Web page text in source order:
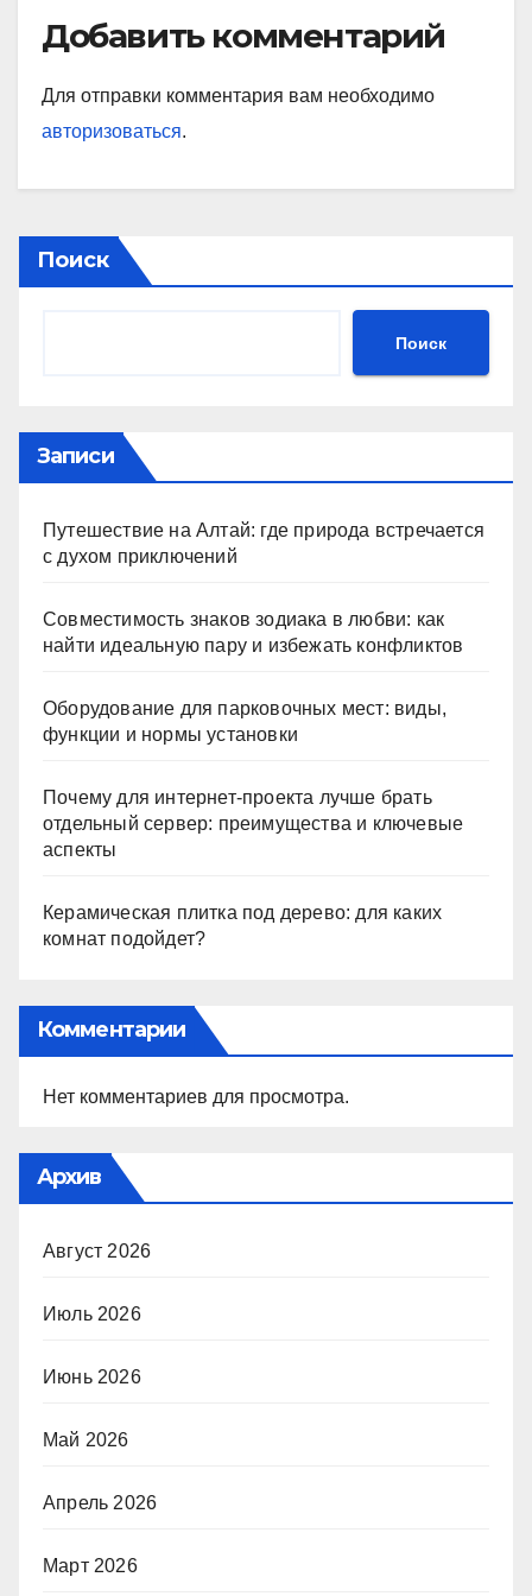
Добавить комментарий
Для отправки комментария вам необходимо
авторизоваться.
Поиск
Поиск
Записи
Путешествие на Алтай: где природа встречается
с духом приключений
Совместимость знаков зодиака в любви: как
найти идеальную пару и избежать конфликтов
Оборудование для парковочных мест: виды,
функции и нормы установки
Почему для интернет-проекта лучше брать
отдельный сервер: преимущества и ключевые
аспекты
Керамическая плитка под дерево: для каких
комнат подойдет?
Комментарии
Нет комментариев для просмотра.
Архив
Август 2026
Июль 2026
Июнь 2026
Май 2026
Апрель 2026
Март 2026